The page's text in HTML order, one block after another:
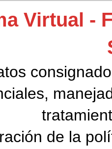
Virtual -
de la